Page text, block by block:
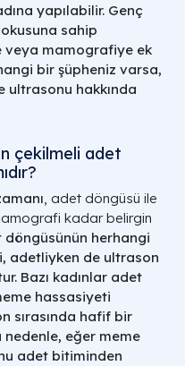
yapılabilir. Genç
sahip
veya mamografiye ek
bir şüpheniz varsa,
ultrasonu hakkında
çekilmeli adet
, adet döngüsü ile
kadar belirgin
herhangi
adetliyken de ultrason
Bazı kadınlar adet
hassasiyeti
sırasında hafif bir
nedenle, eğer meme
adet bitiminden